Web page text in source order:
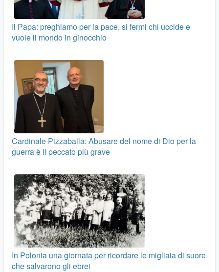
Il Papa: preghiamo per la pace, si fermi chi uccide e
vuole il mondo in ginocchio
Cardinale Pizzaballa: Abusare del nome di Dio per la
guerra è il peccato più grave
In Polonia una giornata per ricordare le migliaia di suore
che salvarono gli ebrei